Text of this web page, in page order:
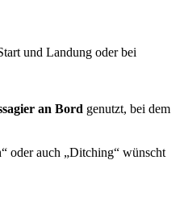
und Landung oder bei
an Bord genutzt, bei dem
oder auch „Ditching“ wünscht